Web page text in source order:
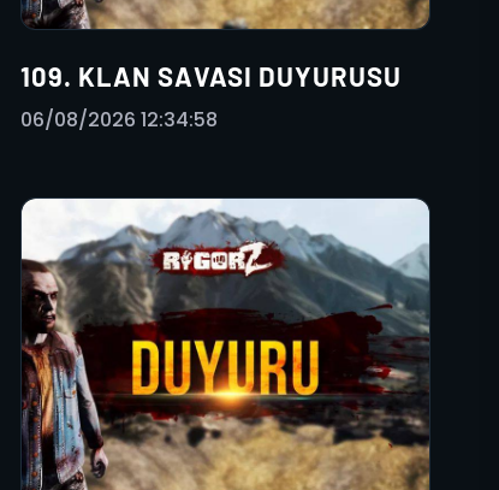
109. KLAN SAVASI DUYURUSU
06/08/2026 12:34:58